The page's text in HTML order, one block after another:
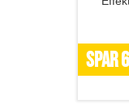
SPAR